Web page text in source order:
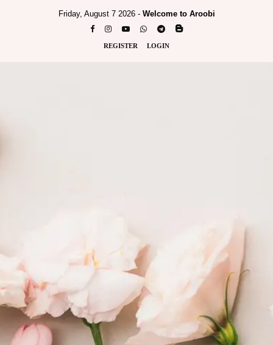
Friday, August 7 2026 - Welcome to Aroobi
REGISTER LOGIN